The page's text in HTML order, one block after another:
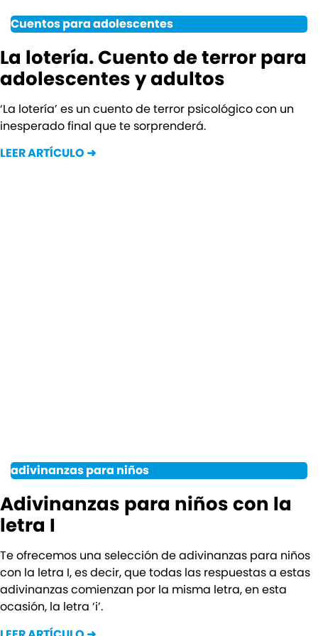
Cuentos para adolescentes
La lotería. Cuento de terror para
adolescentes y adultos
‘La lotería’ es un cuento de terror psicológico con un
inesperado final que te sorprenderá.
LEER ARTÍCULO ➜
adivinanzas para niños
Adivinanzas para niños con la
letra I
Te ofrecemos una selección de adivinanzas para niños
con la letra I, es decir, que todas las respuestas a estas
adivinanzas comienzan por la misma letra, en esta
ocasión, la letra ‘i’.